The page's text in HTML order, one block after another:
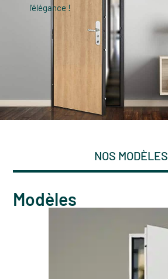
l’élégance !
NOS MODÈLES
Modèles